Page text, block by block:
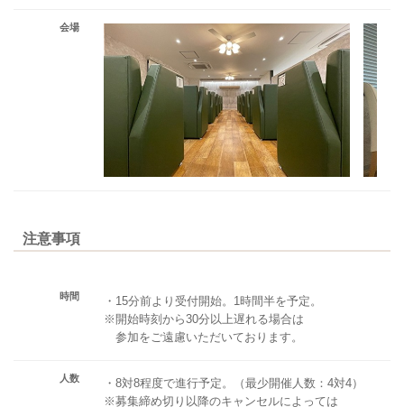
会場
注意事項
時間
・15分前より受付開始。1時間半を予定。
※開始時刻から30分以上遅れる場合は
参加をご遠慮いただいております。
人数
・8対8程度で進行予定。（最少開催人数：4対4）
※募集締め切り以降のキャンセルによっては